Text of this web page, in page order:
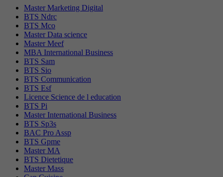
Master Marketing Digital
BTS Ndrc
BTS Mco
Master Data science
Master Meef
MBA International Business
BTS Sam
BTS Sio
BTS Communication
BTS Esf
Licence Science de l education
BTS Pi
Master International Business
BTS Sp3s
BAC Pro Assp
BTS Gpme
Master MA
BTS Dietetique
Master Mass